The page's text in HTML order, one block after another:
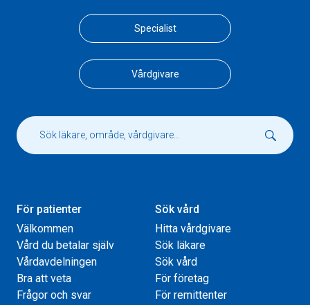
Specialist
Vårdgivare
För patienter
Välkommen
Vård du betalar själv
Vårdavdelningen
Bra att veta
Frågor och svar
Sök vård
Hitta vårdgivare
Sök läkare
Sök vård
För företag
För remittenter